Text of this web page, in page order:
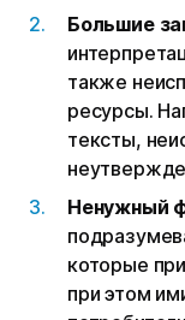
Большие
также
ресурсы.
тексты,
Ненужный
которые
при этом